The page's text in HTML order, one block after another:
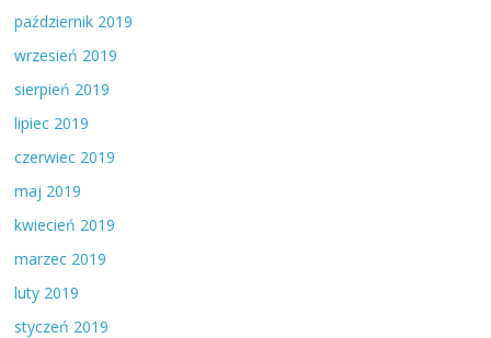
październik 2019
wrzesień 2019
sierpień 2019
lipiec 2019
czerwiec 2019
maj 2019
kwiecień 2019
marzec 2019
luty 2019
styczeń 2019